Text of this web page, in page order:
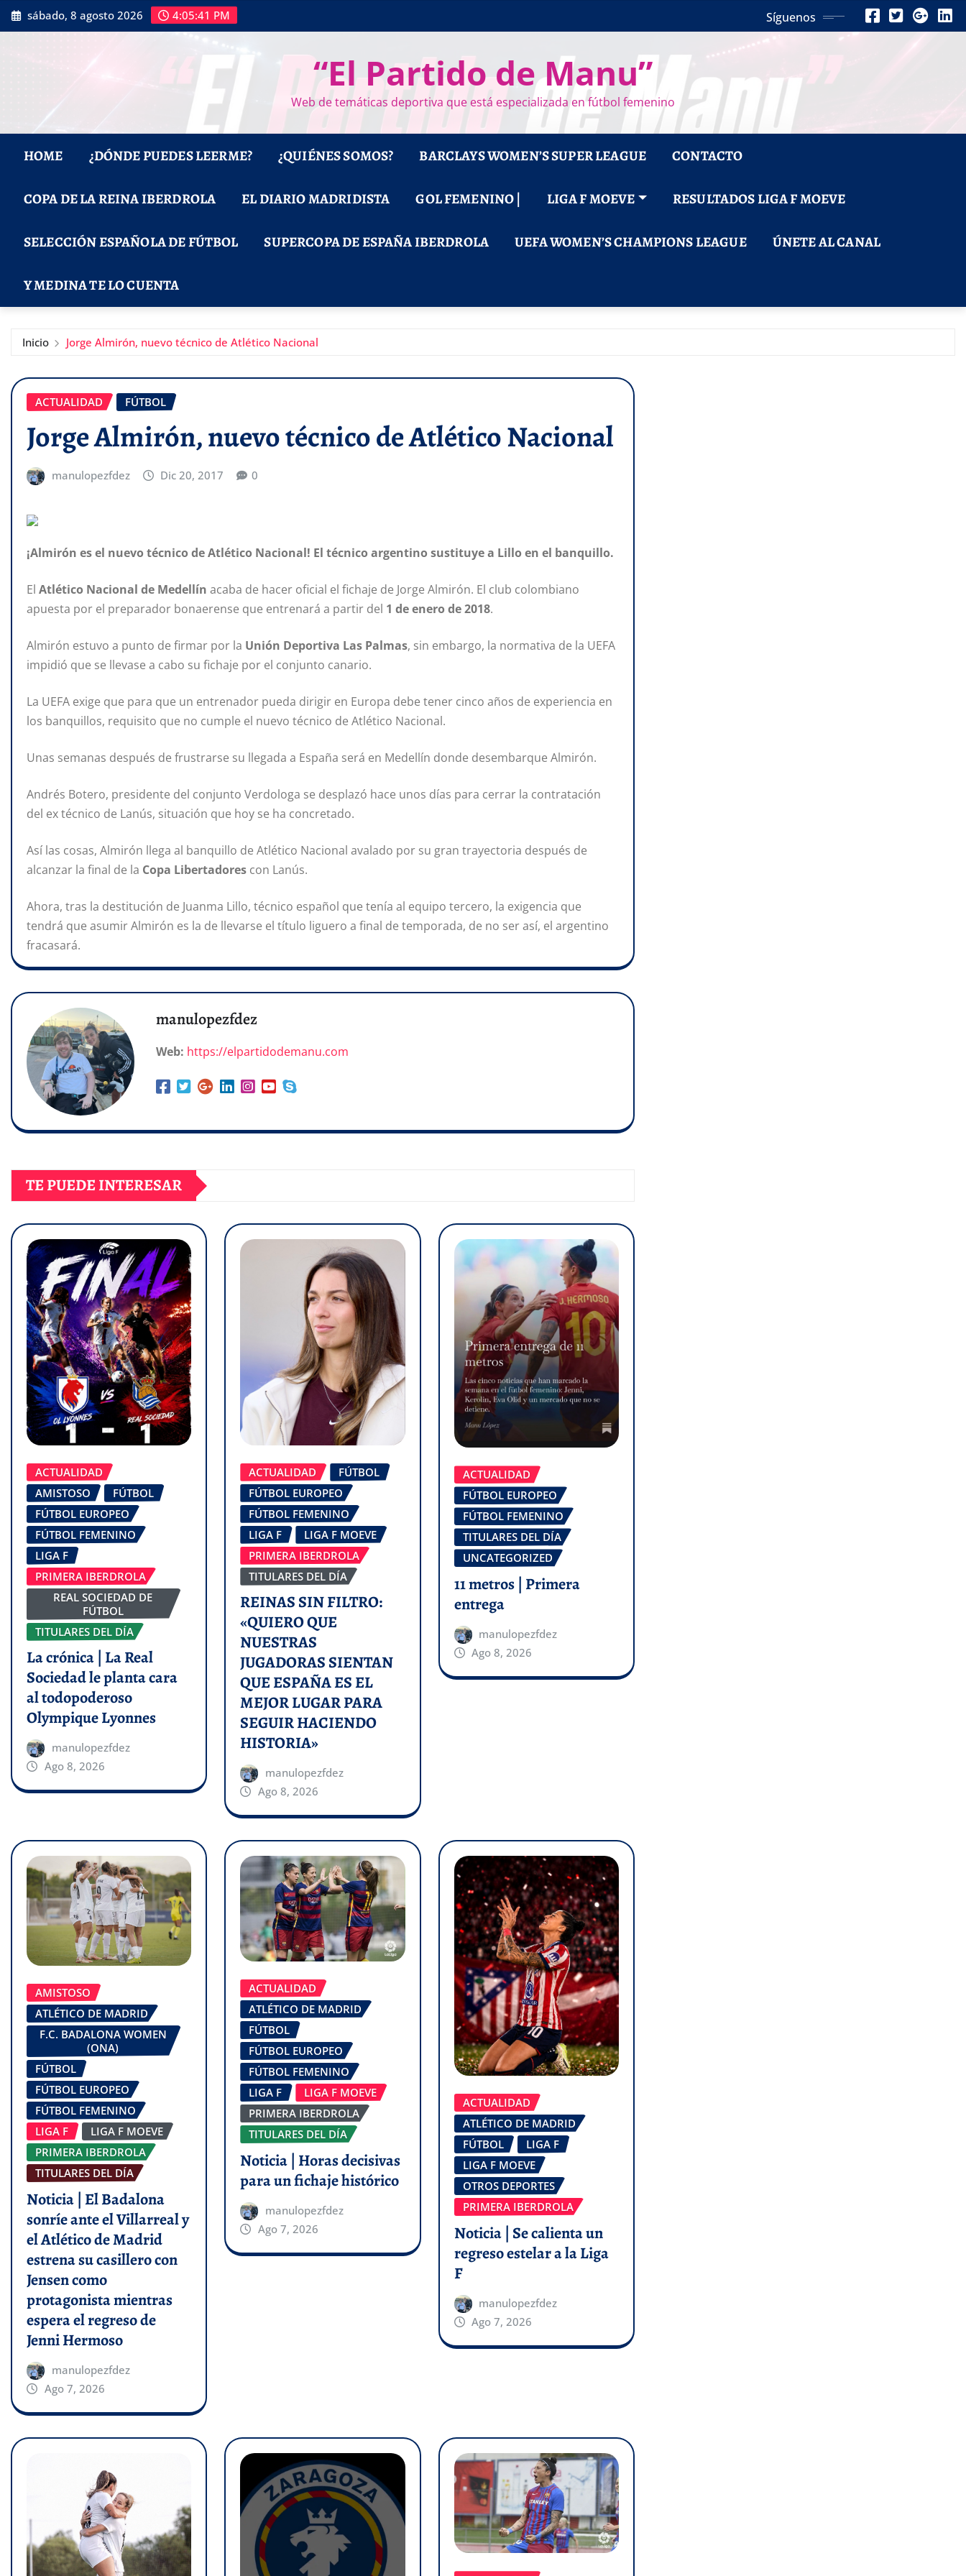
Saltar
al
sábado, 8 agosto 2026 4:05:42 PM Síguenos
“El Partido de Manu”
Web de temáticas deportiva que está especializada en fútbol femenino
HOME ¿DÓNDE PUEDES LEERME? ¿QUIÉNES SOMOS? BARCLAYS WOMEN’S SUPER LEAGUE CONTACTO
COPA DE LA REINA IBERDROLA EL DIARIO MADRIDISTA GOL FEMENINO | LIGA F MOEVE RESULTADOS LIGA F MOEVE
SELECCIÓN ESPAÑOLA DE FÚTBOL SUPERCOPA DE ESPAÑA IBERDROLA UEFA WOMEN’S CHAMPIONS LEAGUE ÚNETE AL CANAL
Y MEDINA TE LO CUENTA
Inicio Jorge Almirón, nuevo técnico de Atlético Nacional
ACTUALIDAD FÚTBOL
Jorge Almirón, nuevo técnico de Atlético Nacional
manulopezfdez Dic 20, 2017 0
¡Almirón es el nuevo técnico de Atlético Nacional! El técnico argentino sustituye a Lillo en el banquillo.
El Atlético Nacional de Medellín acaba de hacer oficial el fichaje de Jorge Almirón. El club colombiano
apuesta por el preparador bonaerense que entrenará a partir del 1 de enero de 2018.
Almirón estuvo a punto de firmar por la Unión Deportiva Las Palmas, sin embargo, la normativa de la UEFA
impidió que se llevase a cabo su fichaje por el conjunto canario.
La UEFA exige que para que un entrenador pueda dirigir en Europa debe tener cinco años de experiencia en
los banquillos, requisito que no cumple el nuevo técnico de Atlético Nacional.
Unas semanas después de frustrarse su llegada a España será en Medellín donde desembarque Almirón.
Andrés Botero, presidente del conjunto Verdologa se desplazó hace unos días para cerrar la contratación
del ex técnico de Lanús, situación que hoy se ha concretado.
Así las cosas, Almirón llega al banquillo de Atlético Nacional avalado por su gran trayectoria después de
alcanzar la final de la Copa Libertadores con Lanús.
Ahora, tras la destitución de Juanma Lillo, técnico español que tenía al equipo tercero, la exigencia que
tendrá que asumir Almirón es la de llevarse el título liguero a final de temporada, de no ser así, el argentino
fracasará.
manulopezfdez
Web: https://elpartidodemanu.com
TE PUEDE INTERESAR
ACTUALIDAD
AMISTOSO
FÚTBOL
FÚTBOL EUROPEO
FÚTBOL FEMENINO
LIGA F
PRIMERA IBERDROLA
REAL SOCIEDAD DE
FÚTBOL
TITULARES DEL DÍA
La crónica | La Real
Sociedad le planta cara
al todopoderoso
Olympique Lyonnes
manulopezfdez
Ago 8, 2026
ACTUALIDAD
FÚTBOL
FÚTBOL EUROPEO
FÚTBOL FEMENINO
LIGA F
LIGA F MOEVE
PRIMERA IBERDROLA
TITULARES DEL DÍA
REINAS SIN FILTRO:
«QUIERO QUE
NUESTRAS
JUGADORAS SIENTAN
QUE ESPAÑA ES EL
MEJOR LUGAR PARA
SEGUIR HACIENDO
HISTORIA»
manulopezfdez
Ago 8, 2026
ACTUALIDAD
FÚTBOL EUROPEO
FÚTBOL FEMENINO
TITULARES DEL DÍA
UNCATEGORIZED
11 metros | Primera
entrega
manulopezfdez
Ago 8, 2026
AMISTOSO
ATLÉTICO DE MADRID
F.C. BADALONA WOMEN
(ONA)
FÚTBOL
FÚTBOL EUROPEO
FÚTBOL FEMENINO
LIGA F
LIGA F MOEVE
PRIMERA IBERDROLA
TITULARES DEL DÍA
Noticia | El Badalona
sonríe ante el Villarreal y
el Atlético de Madrid
estrena su casillero con
Jensen como
protagonista mientras
espera el regreso de
Jenni Hermoso
manulopezfdez
Ago 7, 2026
ACTUALIDAD
ATLÉTICO DE MADRID
FÚTBOL
FÚTBOL EUROPEO
FÚTBOL FEMENINO
LIGA F
LIGA F MOEVE
PRIMERA IBERDROLA
TITULARES DEL DÍA
Noticia | Horas decisivas
para un fichaje histórico
manulopezfdez
Ago 7, 2026
ACTUALIDAD
ATLÉTICO DE MADRID
FÚTBOL
LIGA F
LIGA F MOEVE
OTROS DEPORTES
PRIMERA IBERDROLA
Noticia | Se calienta un
regreso estelar a la Liga
F
manulopezfdez
Ago 7, 2026